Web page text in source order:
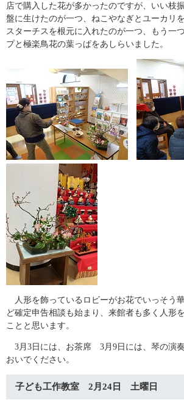
店で購入した花が多かったのですが、いい枝
盤に生けたのが一つ、ねこやなぎとユーカリ
スターチスを根元に入れたのが一つ、もう一
プと極楽鳥花の葉っぱをあしらいました。
人形を飾っているロビーがお花でいっそう
ど確定申告相談も始まり、来館者も多く人形
ことと思います。
3月3日には、お茶席 3月9日には、琴の演
おいでください。
子ども工作教室 2月24日 土曜日